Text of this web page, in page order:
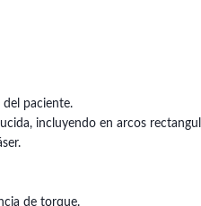
paciente.
incluyendo en arcos
de torque.